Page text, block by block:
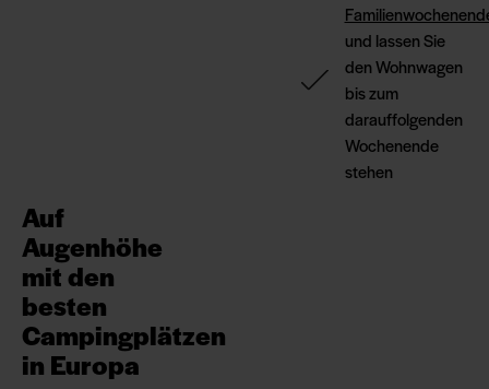
und lassen Sie
den Wohnwagen
bis zum
darauffolgenden
Wochenende
stehen
Auf
Augenhöhe
mit den
besten
Campingplätzen
in Europa